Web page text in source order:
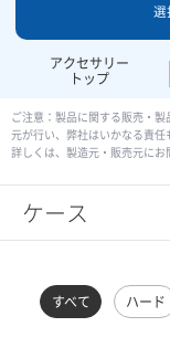
アクセサリー
トップ
選
ご注意：製品に関する販売・
元が行い、弊社はいかなる責任
詳しくは、製造元・販売元にお
ケース
すべて ハード